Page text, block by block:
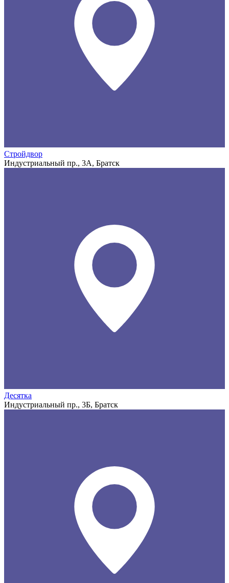
Стройдвор
Индустриальный пр., 3А, Братск
Десятка
Индустриальный пр., 3Б, Братск